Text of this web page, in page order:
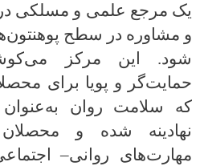
یک مرجع علمی و مسلکی
و مشاوره در سطح
شود. این مرکز
حمایت‌گر و پویا برای
که سلامت روان
نهادینه شده و
مهارت‌های روانی–